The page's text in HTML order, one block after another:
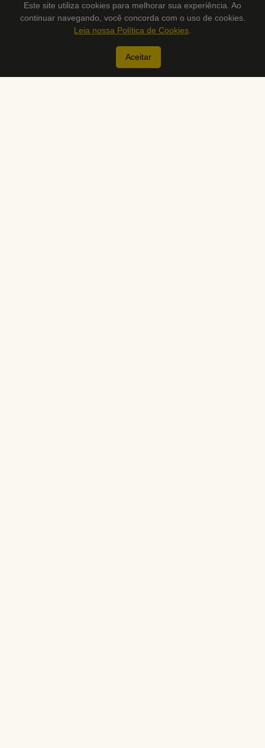
Este site utiliza cookies para melhorar sua experiência. Ao
continuar navegando, você concorda com o uso de cookies.
Leia nossa Política de Cookies
Aceitar